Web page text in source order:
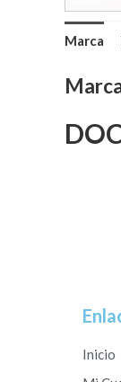
Marca
Inicio